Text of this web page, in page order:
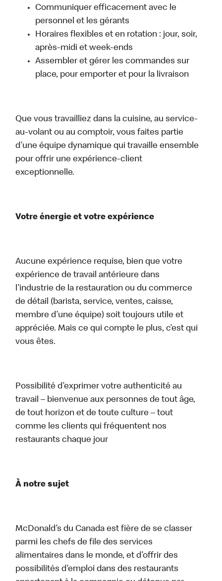
Communiquer efficacement avec le
personnel et les gérants
Horaires flexibles et en rotation : jour, soir,
après-midi et week-ends
Assembler et gérer les commandes sur
place, pour emporter et pour la livraison
Que vous travailliez dans la cuisine, au service-
au-volant ou au comptoir, vous faites partie
d’une équipe dynamique qui travaille ensemble
pour offrir une expérience-client
exceptionnelle.
Votre énergie et votre expérience
Aucune expérience requise, bien que votre
expérience de travail antérieure dans
l’industrie de la restauration ou du commerce
de détail (barista, service, ventes, caisse,
membre d’une équipe) soit toujours utile et
appréciée. Mais ce qui compte le plus, c’est qui
vous êtes.
Possibilité d’exprimer votre authenticité au
travail – bienvenue aux personnes de tout âge,
de tout horizon et de toute culture – tout
comme les clients qui fréquentent nos
restaurants chaque jour
À notre sujet
McDonald’s du Canada est fière de se classer
parmi les chefs de file des services
alimentaires dans le monde, et d’offrir des
possibilités d’emploi dans des restaurants